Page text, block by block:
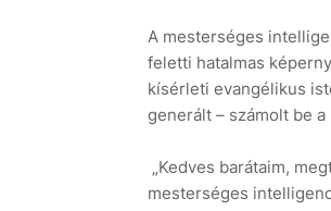
A mesterséges
feletti hatalmas
kísérleti evangélikus
generált – számolt be a
„Kedves barátaim,
mesterséges